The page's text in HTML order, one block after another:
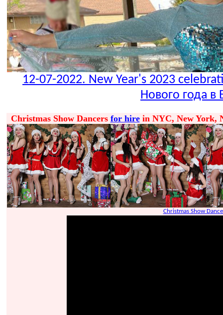
12-07-2022. New Year's 2023
Нового года в
Christmas Show Dancers for hirein NYC, New York,
Christmas Show